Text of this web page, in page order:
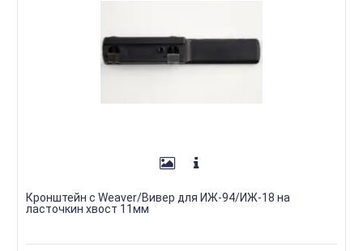
Кронштейн с Weaver/Вивер для ИЖ-94/ИЖ-18 на
ласточкин хвост 11мм